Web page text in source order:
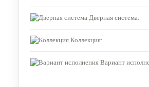
Дверная система:
Коллекция:
Вариант